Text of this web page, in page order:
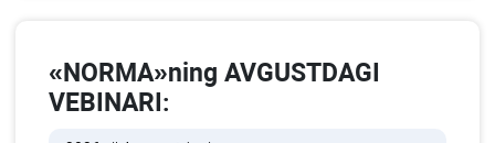
«NORMA»ning AVGUSTDAGI
VEBINARI: